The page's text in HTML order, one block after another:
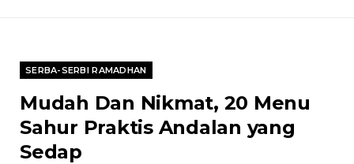
SERBA-SERBI RAMADHAN
Mudah Dan Nikmat, 20 Menu
Sahur Praktis Andalan yang
Sedap